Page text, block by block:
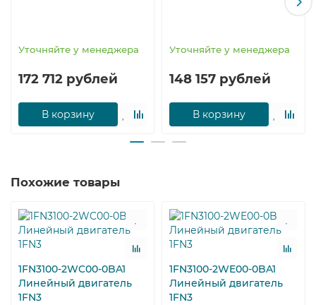
Простую установку и настройку;
Диапазон мощностей(номинальных) синхронного
Преобразователи SINAMICS 1FN3100-2NC80-0BA1
индивидуального или многодвигательного привода.
SINAMICS 1FN3100-2NC80-0BA1 СИМЕНС – лучшее
решение для производительности и гибкости.
Уточняйте у менеджера
172 712 рублей
В корзину
Уточняйте у менеджера
148 157 рублей
В корзину
Похожие товары
1FN3100-2WC00-0BA1
Линейный двигатель
1FN3
1FN3100-2WE00-0BA1
Линейный двигатель
1FN3